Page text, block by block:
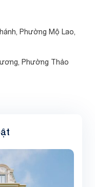
Phường Mộ Lao,
Phường Thảo